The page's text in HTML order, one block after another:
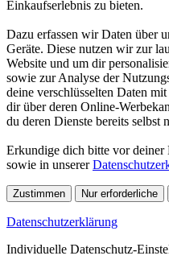
Einkaufserlebnis zu bieten.
Dazu erfassen wir Daten über
Geräte. Diese nutzen wir zur
Website und um dir
sowie zur Analyse der
deine verschlüsselten Daten
dir über deren Online-
du deren Dienste bereits selbst
Erkundige dich bitte vor
sowie in unserer
Zustimmen Nur erforderliche
Datenschutzerklärung
Individuelle Datenschutz-